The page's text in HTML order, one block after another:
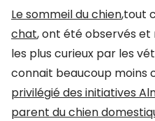
Le sommeil du chien,tout
chat, ont été observés et
les plus curieux par les
connait beaucoup moins
privilégié des initiatives
parent du chien